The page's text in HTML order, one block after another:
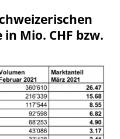
Mio. CHF bzw.